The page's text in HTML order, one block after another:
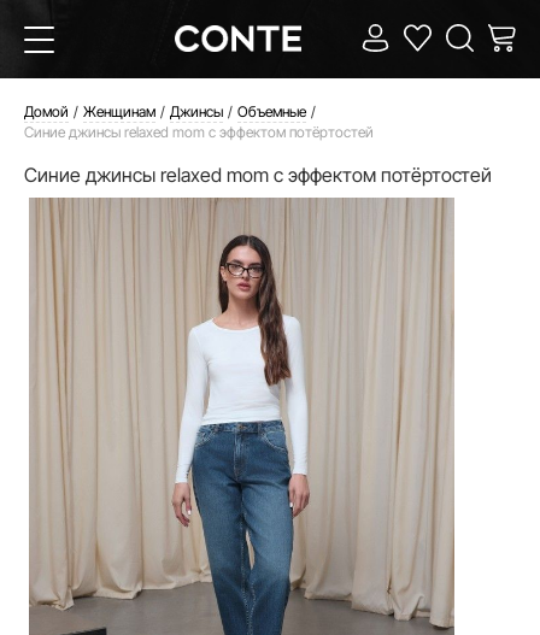
Домой Женщинам Джинсы
Объемные
Синие джинсы relaxed mom с эффектом потёртостей
Синие джинсы relaxed mom с эффектом потёртостей